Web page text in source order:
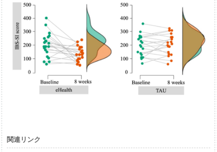
関連リンク